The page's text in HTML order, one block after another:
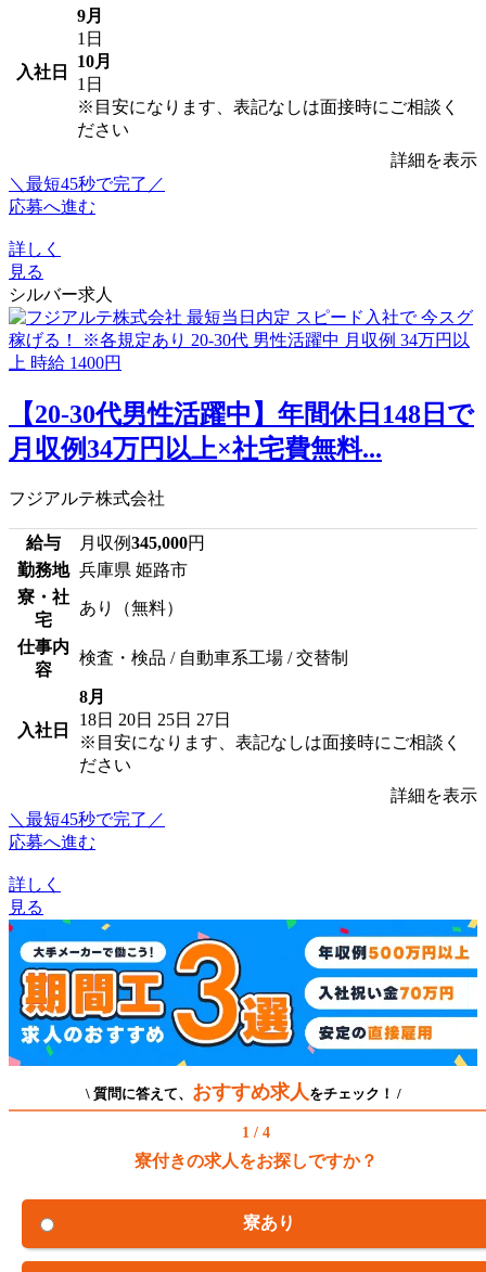
入社日
9月
1日
10月
1日
※目安になります、表記なしは面接時にご相談く
ださい
詳細を表示
＼最短45秒で完了／
応募へ進む
詳しく
見る
シルバー求人
【20-30代男性活躍中】年間休日148日で
月収例34万円以上×社宅費無料...
フジアルテ株式会社
給与 月収例345,000円
勤務地 兵庫県 姫路市
寮・社
宅
あり（無料）
仕事内
容
検査・検品 / 自動車系工場 / 交替制
入社日
8月
18日 20日 25日 27日
※目安になります、表記なしは面接時にご相談く
ださい
詳細を表示
＼最短45秒で完了／
応募へ進む
詳しく
見る
\ 質問に答えて、 おすすめ求人 をチェック！ /
1 / 4
寮付きの求人をお探しですか？
寮あり